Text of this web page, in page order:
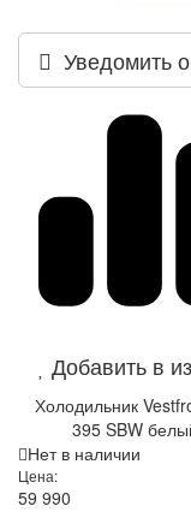
Уведомить
Добавить в
Холодильник
395 SBW
Нет в наличии
Цена:
59 990